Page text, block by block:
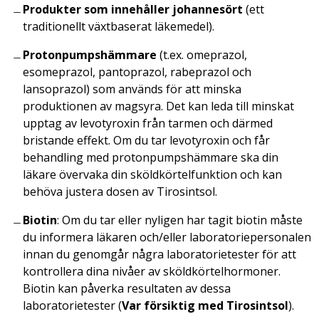
Produkter som innehåller johannesört (ett
traditionellt växtbaserat läkemedel).
Protonpumpshämmare (t.ex. omeprazol,
esomeprazol, pantoprazol, rabeprazol och
lansoprazol) som används för att minska
produktionen av magsyra. Det kan leda till minskat
upptag av levotyroxin från tarmen och därmed
bristande effekt. Om du tar levotyroxin och får
behandling med protonpumpshämmare ska din
läkare övervaka din sköldkörtelfunktion och kan
behöva justera dosen av Tirosintsol.
Biotin: Om du tar eller nyligen har tagit biotin måste
du informera läkaren och/eller laboratoriepersonalen
innan du genomgår några laboratorietester för att
kontrollera dina nivåer av sköldkörtelhormoner.
Biotin kan påverka resultaten av dessa
laboratorietester (Var försiktig med Tirosintsol).